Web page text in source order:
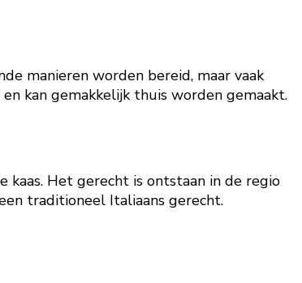
manieren worden bereid, maar vaak
kan gemakkelijk thuis worden gemaakt.
kaas. Het gerecht is ontstaan in de regio
traditioneel Italiaans gerecht.